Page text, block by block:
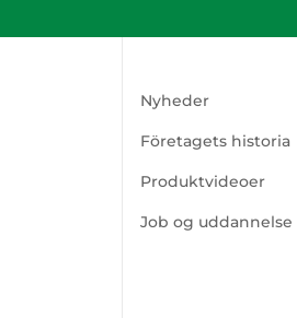
Nyheder
Företagets historia
Produktvideoer
Job og uddannelse